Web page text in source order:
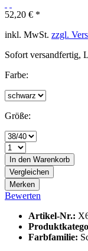
52,20 € *
inkl. MwSt. zzgl.
Sofort versandfertig,
Farbe:
Größe:
In den Warenkorb
Vergleichen
Merken
Bewerten
Artikel-Nr.:
Farbfamilie: